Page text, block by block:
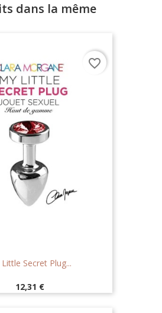
dans la même
Secret Plug...
Prix
12,31 €
favorite_border